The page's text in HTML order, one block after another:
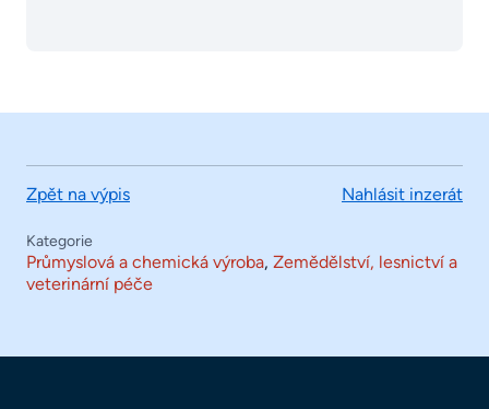
Zpět na výpis Nahlásit inzerát
Kategorie
Průmyslová a chemická výroba, Zemědělství, lesnictví a
veterinární péče